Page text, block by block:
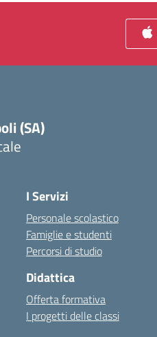
(SA)
I Servizi
Personale scolastico
Famiglie e studenti
Percorsi di studio
Didattica
Offerta formativa
I progetti delle classi